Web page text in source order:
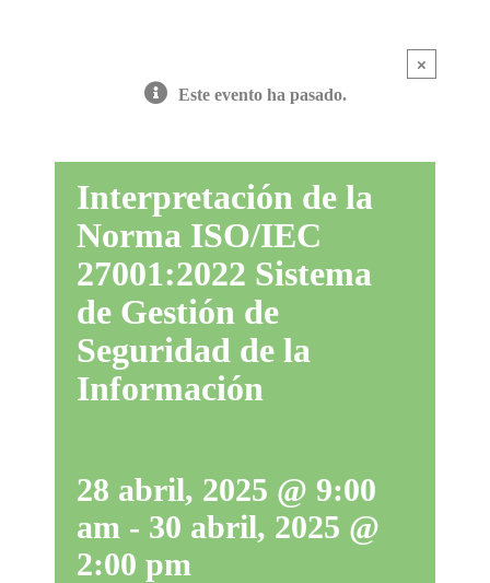
×
Este evento ha pasado.
Interpretación de la
Norma ISO/IEC
27001:2022 Sistema
de Gestión de
Seguridad de la
Información
28 abril, 2025 @ 9:00
am - 30 abril, 2025 @
2:00 pm